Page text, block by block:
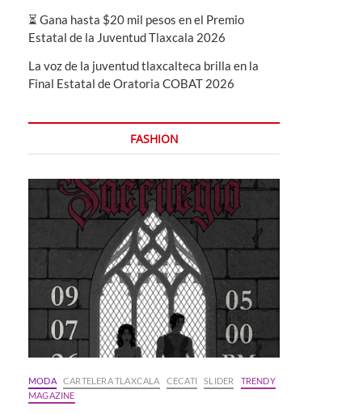
⏳ Gana hasta $20 mil pesos en el Premio
Estatal de la Juventud Tlaxcala 2026
La voz de la juventud tlaxcalteca brilla en la
Final Estatal de Oratoria COBAT 2026
FASHION
MODA CARTELERA TLAXCALA CECATI SLIDER
TRENDY
MAGAZINE